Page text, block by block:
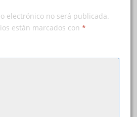
electrónico no será publicada.
están marcados con *